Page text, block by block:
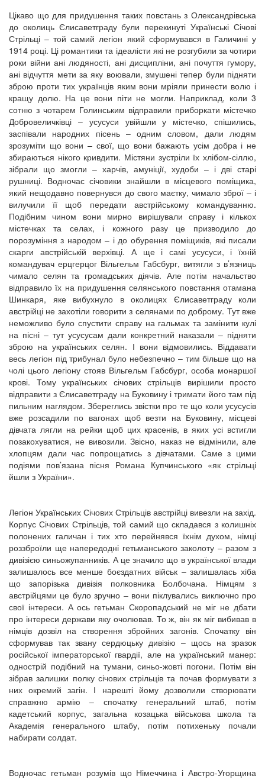
Цікаво що для придушення таких повстань з Олександрівська
до околиць Єлисаветграду були перекинуті Українські Січові
Стрільці – той самий легіон який сформувався в Галичині у
1914 році. Ці романтики та ідеалісти які не розгубили за чотири
роки війни ані людяності, ані дисципліни, ані почуття гумору,
ані відчуття мети за яку воювали, змушені тепер були підняти
зброю проти тих українців яким вони мріяли принести волю і
кращу долю. На це вони піти не могли. Наприклад, коли 3
сотню з чотарем Голинським відправили приборкати містечко
Добровеличківці – усусуси увійшли у містечко, спішились,
заспівали народних пісень – одним словом, дали людям
зрозуміти що вони – свої, що вони бажають усім добра і не
збираються нікого кривдити. Містяни зустріли їх хлібом-сіллю,
зібрали що змогли – харчів, амуніції, худоби – і дві старі
рушниці. Водночас січовики знайшли в місцевого поміщика,
який нещодавно повернувся до свого маєтку, чимало зброї – і
вилучили її щоб передати австрійському командуванню.
Подібним чином вони мирно вирішували справу і кількох
містечках та селах, і кожного разу це призводило до
порозуміння з народом – і до обурення поміщиків, які писали
скарги австрійській верхівці. А ще і самі усусуси, і їхній
командувач ерцгерцог Вільгельм Габсбург, витягли з в’язниць
чимало селян та громадських діячів. Але потім начальство
відправило їх на придушення селянського повстання отамана
Шинкаря, яке вибухнуло в околицях Єлисаветграду коли
австрійці не захотіли говорити з селянами по доброму. Тут вже
неможливо було спустити справу на гальмах та замінити кулі
на пісні – тут усусусам дали конкретний наказали – підняти
зброю на українських селян. І вони відмовились. Віддавати
весь легіон під трибунал було небезпечно – тим більше що на
чолі цього легіону стояв Вільгельм Габсбург, особа монаршої
крові. Тому українських січових стрільців вирішили просто
відправити з Єлисаветграду на Буковину і тримати його там під
пильним наглядом. Збереглись звістки про те що коли усусусів
вже розсадили по вагонах щоб везти на Буковину, місцеві
дівчата лягли на рейки щоб цих красенів, в яких усі встигли
позакохуватися, не вивозили. Звісно, наказ не відмінили, але
хлопцям дали час попрощатись з дівчатами. Саме з цими
подіями пов’язана пісня Романа Купчинського «як стрільці
йшли з України».
Легіон Українських Січових Стрільців австрійці вивезли на захід.
Корпус Січових Стрільців, той самий що складався з колишніх
полонених галичан і тих хто перейнявся їхнім духом, німці
роззброїли ще напередодні гетьманського заколоту – разом з
дивізією синьожупанників. А це значило що в української влади
залишалось все менше боєздатних військ – залишалась хіба
що запорізька дивізія полковника Болбочана. Німцям з
австрійцями це було зручно – вони піклувались виключно про
свої інтереси. А ось гетьман Скоропадський не міг не дбати
про інтереси держави яку очолював. То ж, він як міг вибивав в
німців дозвіл на створення збройних загонів. Спочатку він
сформував так звану сердюцьку дивізію – щось на зразок
російської імператорської гвардії, але на український манер:
однострій подібний на тумани, синьо-жовті погони. Потім він
зібрав залишки полку січових стрільців та почав формувати з
них окремий загін. І нарешті йому дозволили створювати
справжню армію – спочатку генеральний штаб, потім
кадетський корпус, загальна козацька військова школа та
Академія генерального штабу, потім потихеньку почали
набирати солдат.
Водночас гетьман розумів що Німеччина і Австро-Угорщина